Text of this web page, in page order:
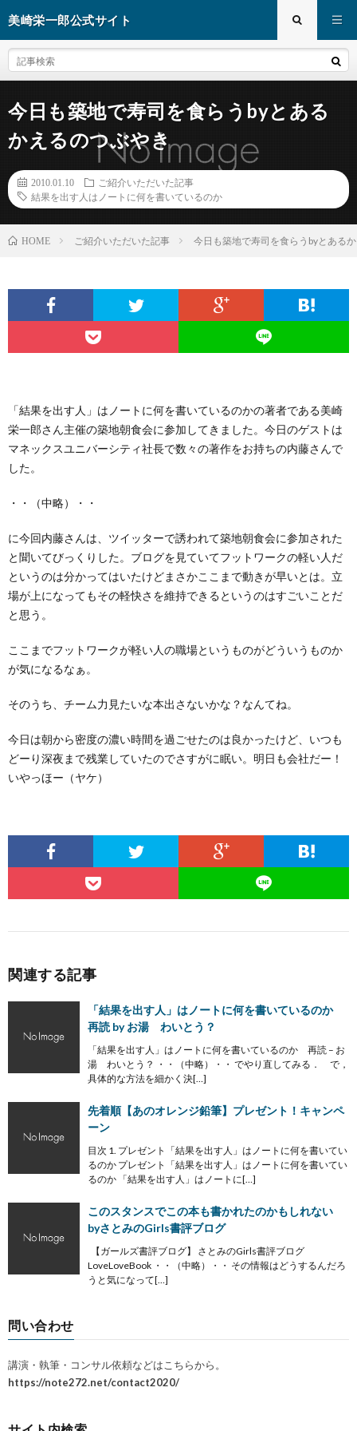
美崎栄一郎公式サイト
今日も築地で寿司を食らうbyとある
かえるのつぶやき
2010.01.10
ご紹介いただいた記事
結果を出す人はノートに何を書いているのか
HOME ご紹介いただいた記事 今日も築地で寿司を食らうbyとある
「結果を出す人」はノートに何を書いているのかの著者である美崎
栄一郎さん主催の築地朝食会に参加してきました。今日のゲストは
マネックスユニバーシティ社長で数々の著作をお持ちの内藤さんで
した。
・・（中略）・・
に今回内藤さんは、ツイッターで誘われて築地朝食会に参加された
と聞いてびっくりした。ブログを見ていてフットワークの軽い人だ
というのは分かってはいたけどまさかここまで動きが早いとは。立
場が上になってもその軽快さを維持できるというのはすごいことだ
と思う。
ここまでフットワークが軽い人の職場というものがどういうものか
が気になるなぁ。
そのうち、チーム力見たいな本出さないかな？なんてね。
今日は朝から密度の濃い時間を過ごせたのは良かったけど、いつも
どーり深夜まで残業していたのでさすがに眠い。明日も会社だー！
いやっほー（ヤケ）
関連する記事
「結果を出す人」はノートに何を書いているのか
再読 by お湯 わいとう？
「結果を出す人」はノートに何を書いているのか 再読 – お
湯 わいとう？ ・・（中略）・・ でやり直してみる． で，
具体的な方法を細かく決[…]
先着順【あのオレンジ鉛筆】プレゼント！キャンペ
ーン
目次 1. プレゼント「結果を出す人」はノートに何を書いてい
るのか プレゼント「結果を出す人」はノートに何を書いてい
るのか 「結果を出す人」はノートに[…]
このスタンスでこの本も書かれたのかもしれない
byさとみのGirls書評ブログ
【ガールズ書評ブログ】 さとみのGirls書評ブログ
LoveLoveBook ・・（中略）・・ その情報はどうするんだろ
うと気になって[…]
問い合わせ
講演・執筆・コンサル依頼などはこちらから。
https://note272.net/contact2020/